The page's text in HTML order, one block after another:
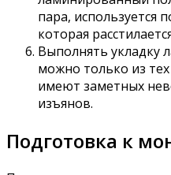
пара, используется
которая
Выполнять укладку
можно только из
имеют заметных
изъянов.
Подготовка к